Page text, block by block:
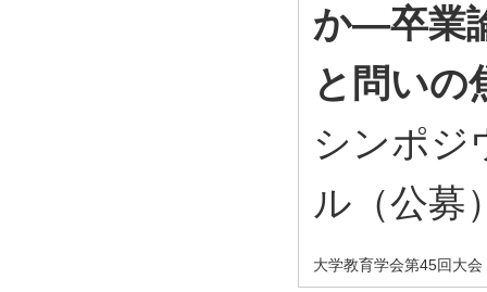
か―卒業
と問いの
シンポジ
ル（公募
大学教育学会第45回大